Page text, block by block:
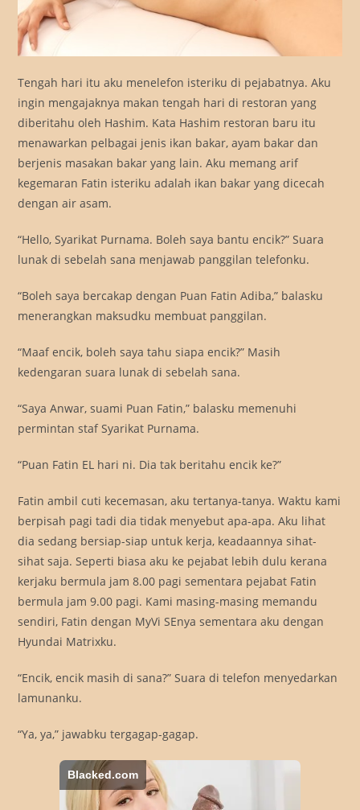
Tengah hari itu aku menelefon isteriku di pejabatnya. Aku
ingin mengajaknya makan tengah hari di restoran yang
diberitahu oleh Hashim. Kata Hashim restoran baru itu
menawarkan pelbagai jenis ikan bakar, ayam bakar dan
berjenis masakan bakar yang lain. Aku memang arif
kegemaran Fatin isteriku adalah ikan bakar yang dicecah
dengan air asam.
“Hello, Syarikat Purnama. Boleh saya bantu encik?” Suara
lunak di sebelah sana menjawab panggilan telefonku.
“Boleh saya bercakap dengan Puan Fatin Adiba,” balasku
menerangkan maksudku membuat panggilan.
“Maaf encik, boleh saya tahu siapa encik?” Masih
kedengaran suara lunak di sebelah sana.
“Saya Anwar, suami Puan Fatin,” balasku memenuhi
permintan staf Syarikat Purnama.
“Puan Fatin EL hari ni. Dia tak beritahu encik ke?”
Fatin ambil cuti kecemasan, aku tertanya-tanya. Waktu kami
berpisah pagi tadi dia tidak menyebut apa-apa. Aku lihat
dia sedang bersiap-siap untuk kerja, keadaannya sihat-
sihat saja. Seperti biasa aku ke pejabat lebih dulu kerana
kerjaku bermula jam 8.00 pagi sementara pejabat Fatin
bermula jam 9.00 pagi. Kami masing-masing memandu
sendiri, Fatin dengan MyVi SEnya sementara aku dengan
Hyundai Matrixku.
“Encik, encik masih di sana?” Suara di telefon menyedarkan
lamunanku.
“Ya, ya,” jawabku tergagap-gagap.
Blacked.com